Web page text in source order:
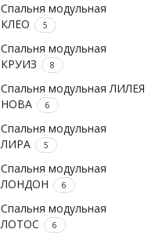
Спальня модульная
КЛЕО
5
Спальня модульная
КРУИЗ
8
Спальня модульная ЛИЛЕЯ
НОВА
6
Спальня модульная
ЛИРА
5
Спальня модульная
ЛОНДОН
6
Спальня модульная
ЛОТОС
6